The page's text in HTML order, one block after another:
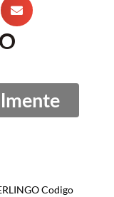
Codigo